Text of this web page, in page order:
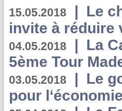
15.05.2018 | Le
invite à réduire
04.05.2018 | La
5ème Tour
03.05.2018 | Le
pour